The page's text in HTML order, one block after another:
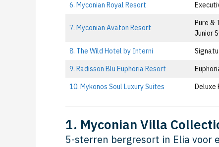
6. Myconian Royal Resort
7. Myconian Avaton Resort
Pure &
Junior
8. The Wild Hotel by Interni
9. Radisson Blu Euphoria Resort
10. Mykonos Soul Luxury Suites
Deluxe
1. Myconian Villa
5-sterren bergresort in Elia voor